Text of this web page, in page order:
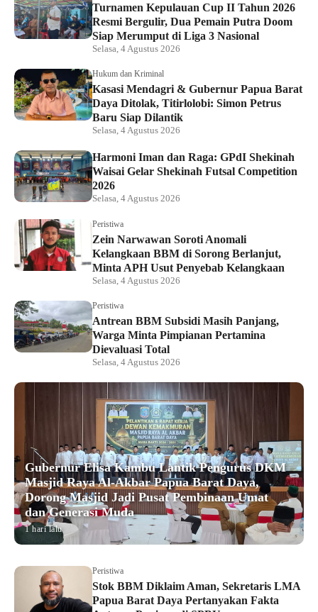
Turnamen Kepulauan Cup II Tahun 2026
Resmi Bergulir, Dua Pemain Putra Doom
Siap Merumput di Liga 3 Nasional
Selasa, 4 Agustus 2026
Hukum dan Kriminal
Kasasi Mendagri & Gubernur Papua Barat
Daya Ditolak, Titirlolobi: Simon Petrus
Baru Siap Dilantik
Selasa, 4 Agustus 2026
Harmoni Iman dan Raga: GPdI Shekinah
Waisai Gelar Shekinah Futsal Competition
2026
Selasa, 4 Agustus 2026
Peristiwa
Zein Narwawan Soroti Anomali
Kelangkaan BBM di Sorong Berlanjut,
Minta APH Usut Penyebab Kelangkaan
Selasa, 4 Agustus 2026
Peristiwa
Antrean BBM Subsidi Masih Panjang,
Warga Minta Pimpianan Pertamina
Dievaluasi Total
Selasa, 4 Agustus 2026
Gubernur Elisa Kambu Lantik Pengurus DKM
Masjid Raya Al-Akbar Papua Barat Daya,
Dorong Masjid Jadi Pusat Pembinaan Umat
dan Generasi Muda
1 hari lalu
Peristiwa
Stok BBM Diklaim Aman, Sekretaris LMA
Papua Barat Daya Pertanyakan Fakta